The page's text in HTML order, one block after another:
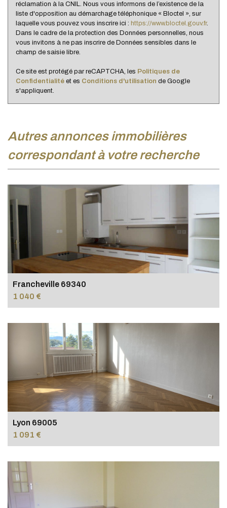
réclamation à la CNIL. Nous vous informons de l’existence de la
liste d'opposition au démarchage téléphonique « Bloctel », sur
laquelle vous pouvez vous inscrire ici : https://www.bloctel.gouv.fr.
Dans le cadre de la protection des Données personnelles, nous
vous invitons à ne pas inscrire de Données sensibles dans le
champ de saisie libre.
Ce site est protégé par reCAPTCHA, les Politiques de
Confidentialité et es Conditions d'utilisation de Google
s'appliquent.
autres annonces immobilières
correspondant à votre recherche
Francheville 69340
1 040 €
Lyon 69005
1 091 €